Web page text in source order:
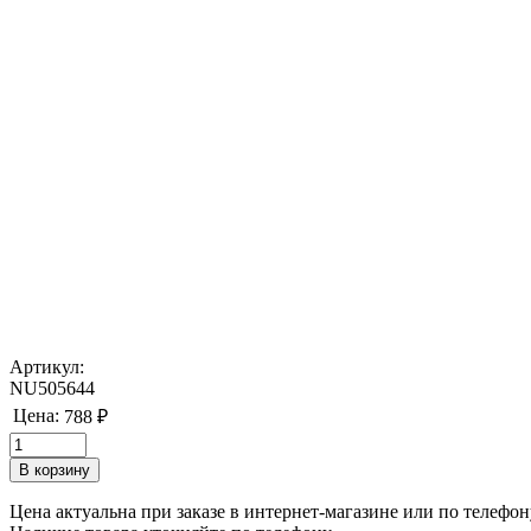
Артикул:
NU505644
Цена: 788 ₽
Цена актуальна при заказе в интернет-магазине или по